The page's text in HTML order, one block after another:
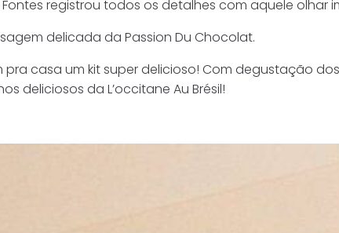
registrou todos os detalhes com aquele olhar
delicada da Passion Du Chocolat.
casa um kit super delicioso! Com degustação
deliciosos da L’occitane Au Brésil!